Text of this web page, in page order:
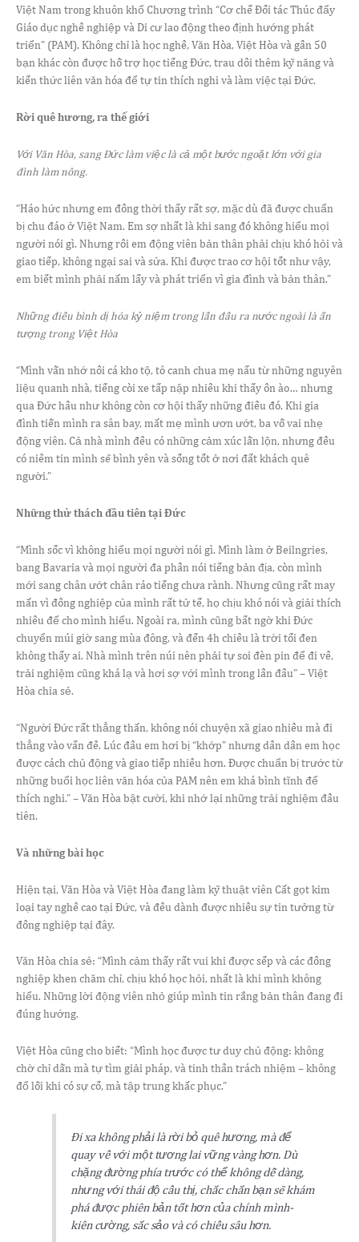
Việt Nam trong khuôn khổ Chương trình “Cơ chế Đối tác Thúc đẩy
Giáo dục nghề nghiệp và Di cư lao động theo định hướng phát
triển” (PAM). Không chỉ là học nghề, Văn Hòa, Việt Hòa và gần 50
bạn khác còn được hỗ trợ học tiếng Đức, trau dồi thêm kỹ năng và
kiến thức liên văn hóa để tự tin thích nghi và làm việc tại Đức.
Rời quê hương, ra thế giới
Với Văn Hòa, sang Đức làm việc là cả một bước ngoặt lớn với gia
đình làm nông.
“Háo hức nhưng em đồng thời thấy rất sợ, mặc dù đã được chuẩn
bị chu đáo ở Việt Nam. Em sợ nhất là khi sang đó không hiểu mọi
người nói gì. Nhưng rồi em động viên bản thân phải chịu khó hỏi và
giao tiếp, không ngại sai và sửa. Khi được trao cơ hội tốt như vậy,
em biết mình phải nắm lấy và phát triển vì gia đình và bản thân.”
Những điều bình dị hóa kỷ niệm trong lần đầu ra nước ngoài là ấn
tượng trong Việt Hòa
“Mình vẫn nhớ nồi cá kho tộ, tô canh chua mẹ nấu từ những nguyên
liệu quanh nhà, tiếng còi xe tấp nập nhiều khi thấy ồn ào… nhưng
qua Đức hầu như không còn cơ hội thấy những điều đó. Khi gia
đình tiễn mình ra sân bay, mắt mẹ mình ươn ướt, ba vỗ vai nhẹ
động viên. Cả nhà mình đều có những cảm xúc lẫn lộn, nhưng đều
có niềm tin mình sẽ bình yên và sống tốt ở nơi đất khách quê
người.”
Những thử thách đầu tiên tại Đức
“Mình sốc vì không hiểu mọi người nói gì. Mình làm ở Beilngries,
bang Bavaria và mọi người đa phần nói tiếng bản địa, còn mình
mới sang chân ướt chân ráo tiếng chưa rành. Nhưng cũng rất may
mắn vì đồng nghiệp của mình rất tử tế, họ chịu khó nói và giải thích
nhiều để cho mình hiểu. Ngoài ra, mình cũng bất ngờ khi Đức
chuyển múi giờ sang mùa đông, và đến 4h chiều là trời tối đen
không thấy ai. Nhà mình trên núi nên phải tự soi đèn pin để đi về,
trải nghiệm cũng khá lạ và hơi sợ với mình trong lần đầu” – Việt
Hòa chia sẻ.
“Người Đức rất thẳng thắn, không nói chuyện xã giao nhiều mà đi
thẳng vào vấn đề. Lúc đầu em hơi bị “khớp” nhưng dần dần em học
được cách chủ động và giao tiếp nhiều hơn. Được chuẩn bị trước từ
những buổi học liên văn hóa của PAM nên em khá bình tĩnh để
thích nghi.” – Văn Hòa bật cười, khi nhớ lại những trải nghiệm đầu
tiên.
Và những bài học
Hiện tại, Văn Hòa và Việt Hòa đang làm kỹ thuật viên Cắt gọt kim
loại tay nghề cao tại Đức, và đều dành được nhiều sự tin tưởng từ
đồng nghiệp tại đây.
Văn Hòa chia sẻ: “Mình cảm thấy rất vui khi được sếp và các đồng
nghiệp khen chăm chỉ, chịu khó học hỏi, nhất là khi mình không
hiểu. Những lời động viên nhỏ giúp mình tin rằng bản thân đang đi
đúng hướng.
Việt Hòa cũng cho biết: “Mình học được tư duy chủ động: không
chờ chỉ dẫn mà tự tìm giải pháp, và tinh thần trách nhiệm – không
đổ lỗi khi có sự cố, mà tập trung khắc phục.”
Đi xa không phải là rời bỏ quê hương, mà để
quay về với một tương laivững vàng hơn. Dù
chặng đường phía trước có thể không dễ dàng,
nhưng với thái độ cầu thị, chắc chắn bạn sẽ khám
phá được phiên bản tốt hơn của chính mình-
kiên cường, sắc sảo và có chiều sâu hơn.